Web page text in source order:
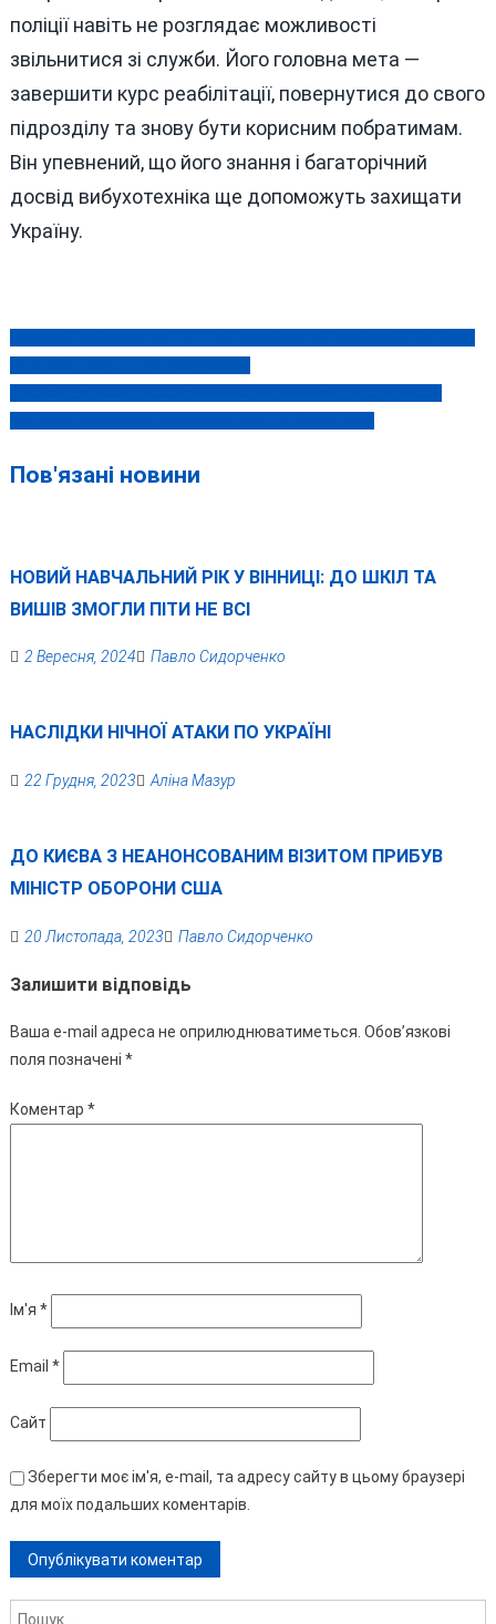
поліції навіть не розглядає можливості
звільнитися зі служби. Його головна мета —
завершити курс реабілітації, повернутися до свого
підрозділу та знову бути корисним побратимам.
Він упевнений, що його знання і багаторічний
досвід вибухотехніка ще допоможуть захищати
Україну.
Навігація
записів
Пов'язані новини
НОВИЙ НАВЧАЛЬНИЙ РІК У ВІННИЦІ: ДО ШКІЛ ТА
ВИШІВ ЗМОГЛИ ПІТИ НЕ ВСІ
2 Вересня, 2024 Павло Сидорченко
НАСЛІДКИ НІЧНОЇ АТАКИ ПО УКРАЇНІ
22 Грудня, 2023 Аліна Мазур
ДО КИЄВА З НЕАНОНСОВАНИМ ВІЗИТОМ ПРИБУВ
МІНІСТР ОБОРОНИ США
20 Листопада, 2023 Павло Сидорченко
Залишити відповідь
Ваша e-mail адреса не оприлюднюватиметься. Обов’язкові
поля позначені *
Коментар *
Ім'я *
Email *
Сайт
Зберегти моє ім'я, e-mail, та адресу сайту в цьому браузері
для моїх подальших коментарів.
Пошук: